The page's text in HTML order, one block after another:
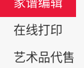
家谱编辑
在线打印
艺术品代售